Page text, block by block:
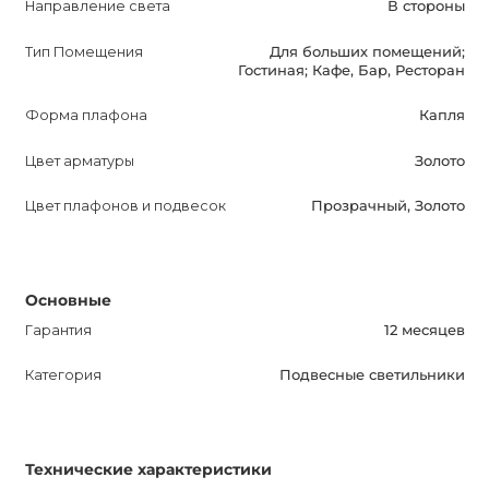
Направление света В стороны
Тип Помещения
Для больших помещений;
Гостиная; Кафе, Бар, Ресторан
Форма плафона Капля
Цвет арматуры Золото
Цвет плафонов и подвесок Прозрачный, Золото
Основные
Гарантия 12 месяцев
Категория Подвесные светильники
Технические характеристики